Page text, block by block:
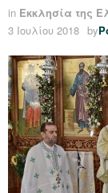
in Εκκλησία της
3 Ιουλίου 2018 by